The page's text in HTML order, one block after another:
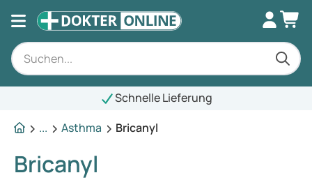
Schnelle Lieferung
...
Asthma Bricanyl
Bricanyl